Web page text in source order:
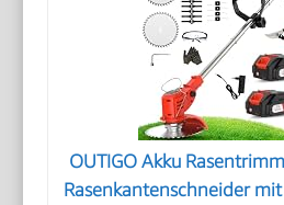
OUTIGO Akku
Rasenkantenschneider